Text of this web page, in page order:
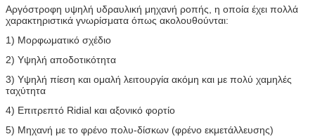
Αργόστροφη υψηλή υδραυλική μηχανή ροπής, η οποία έχει πολλά
χαρακτηριστικά γνωρίσματα όπως ακολουθούνται:
1) Μορφωματικό σχέδιο
2) Υψηλή αποδοτικότητα
3) Υψηλή πίεση και ομαλή λειτουργία ακόμη και με πολύ χαμηλές
ταχύτητα
4) Επιτρεπτό Ridial και αξονικό φορτίο
5) Μηχανή με το φρένο πολυ-δίσκων (φρένο εκμετάλλευσης)